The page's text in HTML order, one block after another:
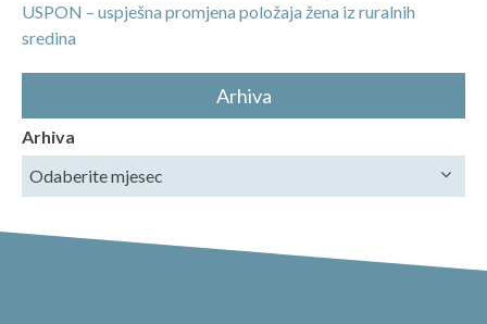
USPON – uspješna promjena položaja žena iz ruralnih
sredina
Arhiva
Arhiva